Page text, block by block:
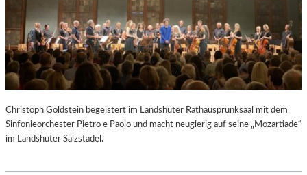
Christoph Goldstein begeistert im Landshuter Rathausprunksaal mit dem
Sinfonieorchester Pietro e Paolo und macht neugierig auf seine „Mozartiade“
im Landshuter Salzstadel.